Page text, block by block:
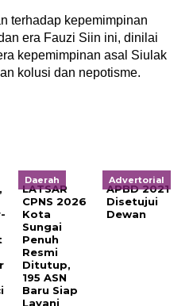
terhadap kepemimpinan
era Fauzi Siin ini, dinilai
kepemimpinan asal Siulak
kolusi dan nepotisme.
Daerah
LATSAR
CPNS 2026
Kota
Sungai
Penuh
Resmi
Ditutup,
195 ASN
Baru Siap
Layani
Advertorial
APBD 2021
Disetujui
Dewan